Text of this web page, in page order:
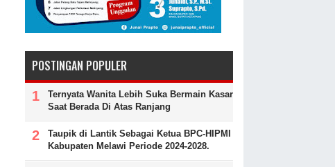
POSTINGAN POPULER
Ternyata Wanita Lebih Suka Bermain Kasar
Saat Berada Di Atas Ranjang
Taupik di Lantik Sebagai Ketua BPC-HIPMI
Kabupaten Melawi Periode 2024-2028.